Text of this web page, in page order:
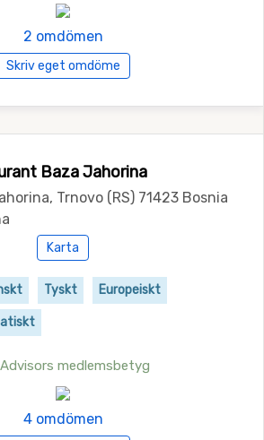
2 omdömen
Skriv eget omdöme
Baza Jahorina
Trnovo (RS) 71423 Bosnia
Karta
Tyskt Europeiskt
medlemsbetyg
4 omdömen